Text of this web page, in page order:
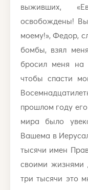
выживших,
освобождены!
моему!», Федор,
бомбы, взял
бросил меня
чтобы спасти
прошлом году
мира было
Вашема в
тысячи имен
своими жизнями
три тысячи это